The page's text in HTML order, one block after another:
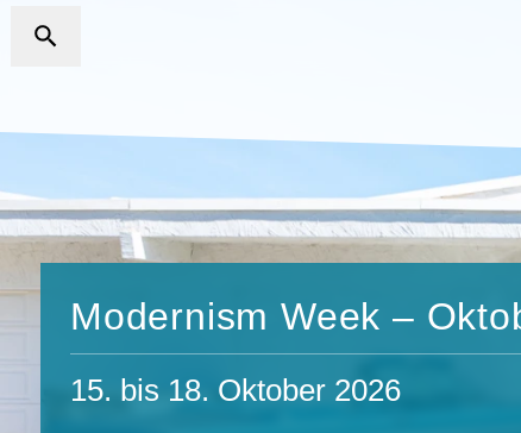
Modernism Week –
15. bis 18. Oktober 2026